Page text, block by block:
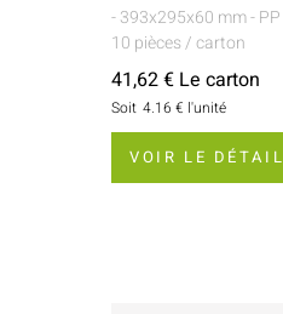
- 393x295x60 mm- PP
10 pièces / carton
41,62 € Le carton
Soit 4.16 € l'unité
VOIR LE DÉTAIL